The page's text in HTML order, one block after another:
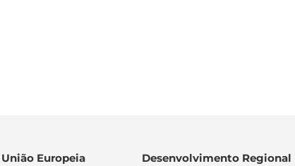
Europeia Desenvolvimento Regional